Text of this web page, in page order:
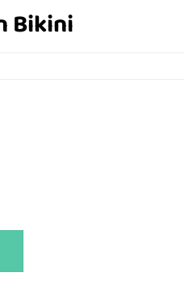
Bikini